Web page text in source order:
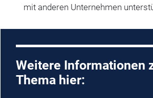
mit anderen Unternehmen
Weitere Informationen
Thema hier: